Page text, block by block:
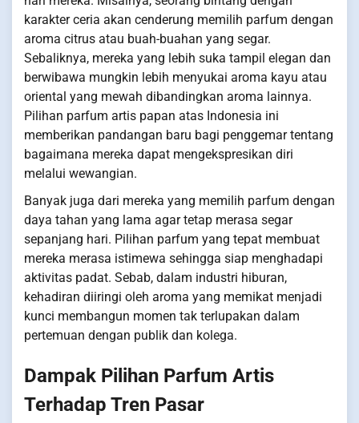
karakter ceria akan cenderung memilih parfum dengan
aroma citrus atau buah-buahan yang segar.
Sebaliknya, mereka yang lebih suka tampil elegan dan
berwibawa mungkin lebih menyukai aroma kayu atau
oriental yang mewah dibandingkan aroma lainnya.
Pilihan parfum artis papan atas Indonesia ini
memberikan pandangan baru bagi penggemar tentang
bagaimana mereka dapat mengekspresikan diri
melalui wewangian.
Banyak juga dari mereka yang memilih parfum dengan
daya tahan yang lama agar tetap merasa segar
sepanjang hari. Pilihan parfum yang tepat membuat
mereka merasa istimewa sehingga siap menghadapi
aktivitas padat. Sebab, dalam industri hiburan,
kehadiran diiringi oleh aroma yang memikat menjadi
kunci membangun momen tak terlupakan dalam
pertemuan dengan publik dan kolega.
Dampak Pilihan Parfum Artis
Terhadap Tren Pasar